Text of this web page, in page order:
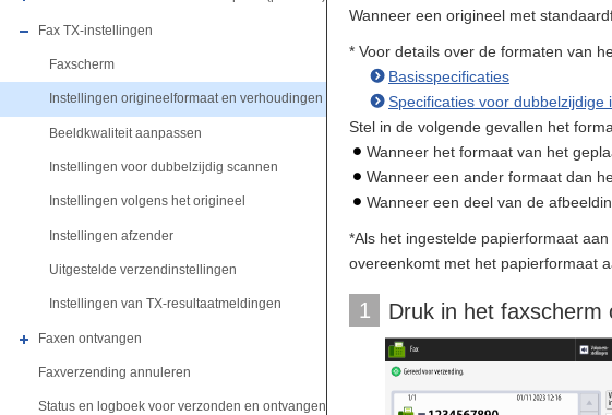
Fax TX-instellingen
Faxscherm
Instellingen origineelformaat en verhoudingen
Beeldkwaliteit aanpassen
Instellingen voor dubbelzijdig scannen
Instellingen volgens het origineel
Instellingen afzender
Uitgestelde verzendinstellingen
Instellingen van TX-resultaatmeldingen
Faxen ontvangen
Faxverzending annuleren
Status en logboek voor verzonden en ontvangen
Wanneer een origineel met
* Voor details over de formaten van
Basisspecificaties
Specificaties voor
Stel in de volgende gevallen het
Wanneer het formaat van het
Wanneer een ander formaat dan
Wanneer een deel van de
*Als het ingestelde papierformaat
overeenkomt met het papierformaat
1 Druk in het faxscherm